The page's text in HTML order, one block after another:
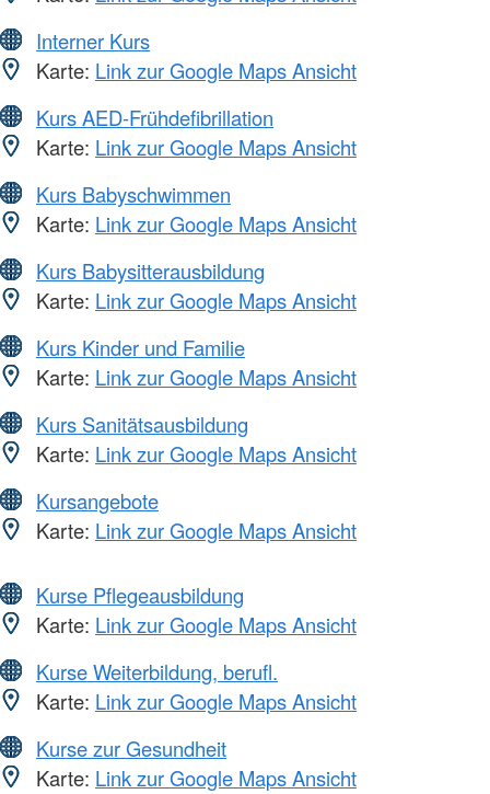
Interner Kurs
Karte: Link zur Google Maps Ansicht
Kurs AED-Frühdefibrillation
Karte: Link zur Google Maps Ansicht
Kurs Babyschwimmen
Karte: Link zur Google Maps Ansicht
Kurs Babysitterausbildung
Karte: Link zur Google Maps Ansicht
Kurs Kinder und Familie
Karte: Link zur Google Maps Ansicht
Kurs Sanitätsausbildung
Karte: Link zur Google Maps Ansicht
Kursangebote
Karte: Link zur Google Maps Ansicht
Kurse Pflegeausbildung
Karte: Link zur Google Maps Ansicht
Kurse Weiterbildung, berufl.
Karte: Link zur Google Maps Ansicht
Kurse zur Gesundheit
Karte: Link zur Google Maps Ansicht